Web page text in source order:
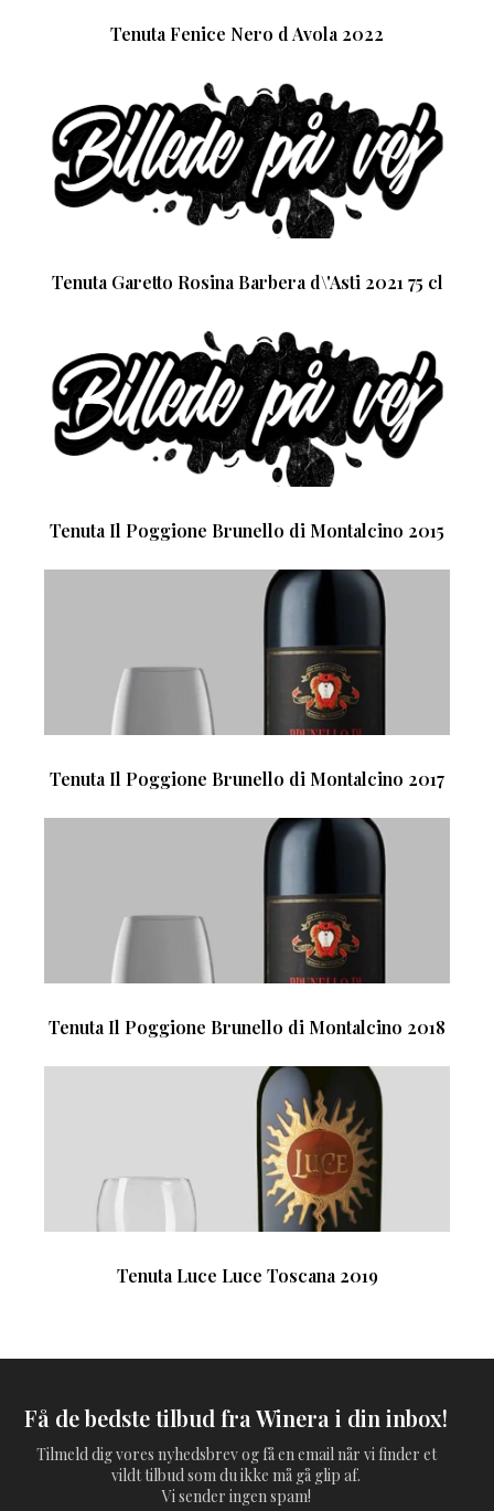
Tenuta Fenice Nero d Avola 2022
Tenuta Garetto Rosina Barbera d\'Asti 2021 75 cl
Tenuta Il Poggione Brunello di Montalcino 2015
Tenuta Il Poggione Brunello di Montalcino 2017
Tenuta Il Poggione Brunello di Montalcino 2018
Tenuta Luce Luce Toscana 2019
Få de bedste tilbud fra Winera i din inbox!
Tilmeld dig vores nyhedsbrev og få en email når vi finder et
vildt tilbud som du ikke må gå glip af.
Vi sender ingen spam!